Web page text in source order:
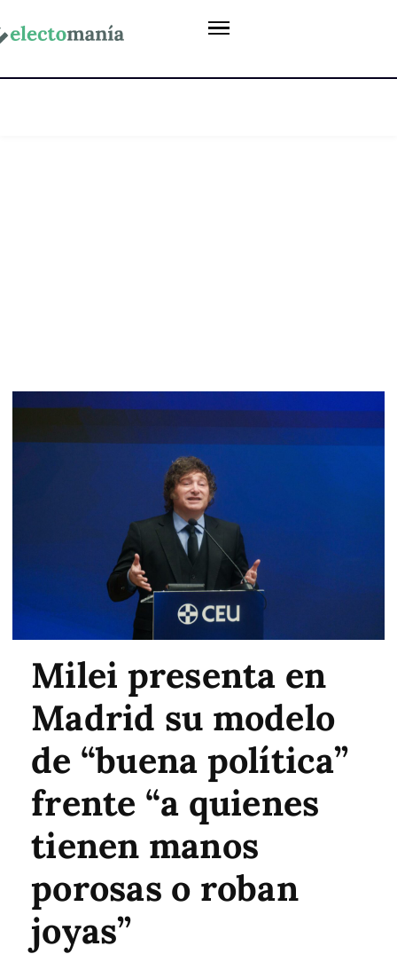
Milei presenta en
Madrid su modelo
de “buena política”
frente “a quienes
tienen manos
porosas o roban
joyas”